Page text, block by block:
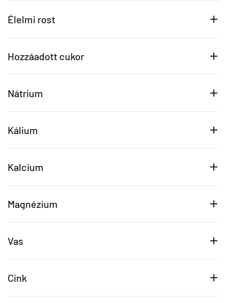
Élelmi rost
Hozzáadott cukor
Nátrium
Kálium
Kalcium
Magnézium
Vas
Cink